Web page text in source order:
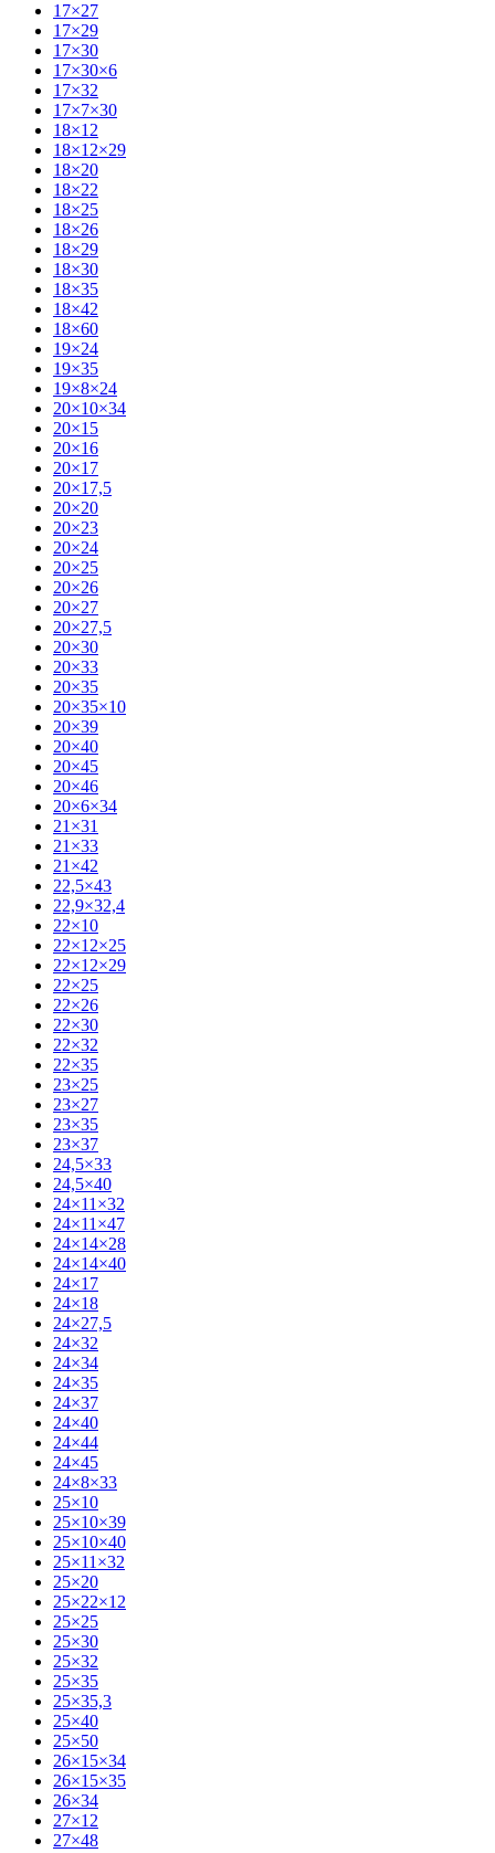
17×27
17×29
17×30
17×30×6
17×32
17×7×30
18×12
18×12×29
18×20
18×22
18×25
18×26
18×29
18×30
18×35
18×42
18×60
19×24
19×35
19×8×24
20×10×34
20×15
20×16
20×17
20×17,5
20×20
20×23
20×24
20×25
20×26
20×27
20×27,5
20×30
20×33
20×35
20×35×10
20×39
20×40
20×45
20×46
20×6×34
21×31
21×33
21×42
22,5×43
22,9×32,4
22×10
22×12×25
22×12×29
22×25
22×26
22×30
22×32
22×35
23×25
23×27
23×35
23×37
24,5×33
24,5×40
24×11×32
24×11×47
24×14×28
24×14×40
24×17
24×18
24×27,5
24×32
24×34
24×35
24×37
24×40
24×44
24×45
24×8×33
25×10
25×10×39
25×10×40
25×11×32
25×20
25×22×12
25×25
25×30
25×32
25×35
25×35,3
25×40
25×50
26×15×34
26×15×35
26×34
27×12
27×48